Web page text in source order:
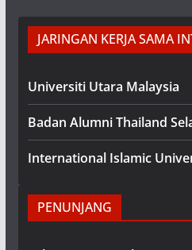
JARINGAN KERJA SAMA
Universiti Utara Malaysia
Badan Alumni Thailand
International Islamic
PENUNJANG